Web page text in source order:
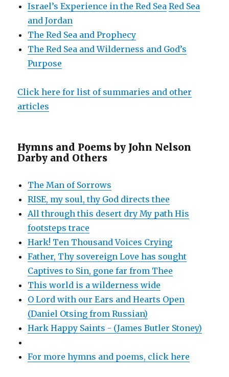
Israel’s Experience in the Red Sea Red Sea
and Jordan
The Red Sea and Prophecy
The Red Sea and Wilderness and God’s
Purpose
Click here for list of summaries and other
articles
Hymns and Poems by John Nelson
Darby and Others
The Man of Sorrows
RISE, my soul, thy God directs thee
All through this desert dry My path His
footsteps trace
Hark! Ten Thousand Voices Crying
Father, Thy sovereign Love has sought
Captives to Sin, gone far from Thee
This world is a wilderness wide
O Lord with our Ears and Hearts Open
(Daniel Otsing from Russian)
Hark Happy Saints - (James Butler Stoney)
For more hymns and poems, click here